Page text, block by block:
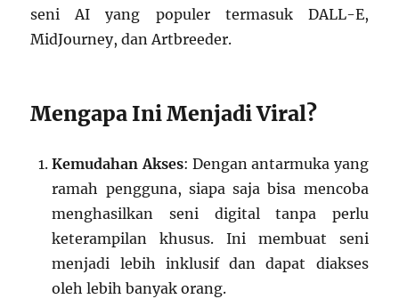
seni AI yang populer termasuk DALL-E,
MidJourney, dan Artbreeder.
Mengapa Ini Menjadi Viral?
Kemudahan Akses: Dengan antarmuka yang
ramah pengguna, siapa saja bisa mencoba
menghasilkan seni digital tanpa perlu
keterampilan khusus. Ini membuat seni
menjadi lebih inklusif dan dapat diakses
oleh lebih banyak orang.